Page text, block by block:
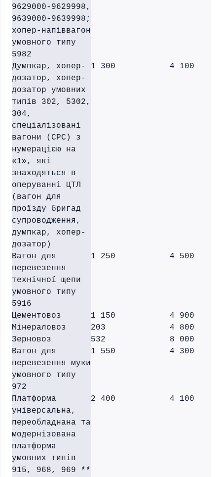
9629000-9629998,
9639000-9639998;
хопер-напіввагон
умовного типу
5982
Думпкар, хопер-
дозатор, хопер-
дозатор умовних
типів 302, 5302,
304,
спеціалізовані
вагони (СРС) з
нумерацією на
«1», які
знаходяться в
оперуванні ЦТЛ
(вагон для
проїзду бригад
супроводження,
думпкар, хопер-
дозатор)
1 300 4 100
Вагон для
перевезення
технічної щепи
умовного типу
5916
1 250 4 500
Цементовоз 1 150
4 900
Мінераловоз
203
4 800
Зерновоз
532
8 000
Вагон для
перевезення муки
умовного типу
972
1 550 4 300
Платформа
універсальна,
переобладнана та
модернізована
платформа
умовних типів
915, 968, 969 **
2 400 4 100